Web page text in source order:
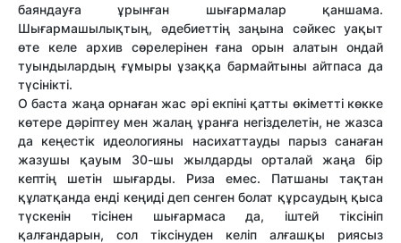
баяндауға ұрынған шығармалар қаншама.
Шығармашылықтың, әдебиеттің заңына сәйкес уақыт
өте келе архив сөрелерінен ғана орын алатын ондай
туындылардың ғұмыры ұзаққа бармайтыны айтпаса да
түсінікті.
О баста жаңа орнаған жас әрі екпіні қатты өкіметті көкке
көтере дәріптеу мен жалаң ұранға негізделетін, не жазса
да кеңестік идеологияны насихаттауды парыз санаған
жазушы қауым 30-шы жылдарды орталай жаңа бір
кептің шетін шығарды. Риза емес. Патшаны тақтан
құлатқанда енді кеңиді деп сенген болат құрсаудың қыса
түскенін тісінен шығармаса да, іштей тіксініп
қалғандарын, сол тіксінуден келіп алғашқы риясыз